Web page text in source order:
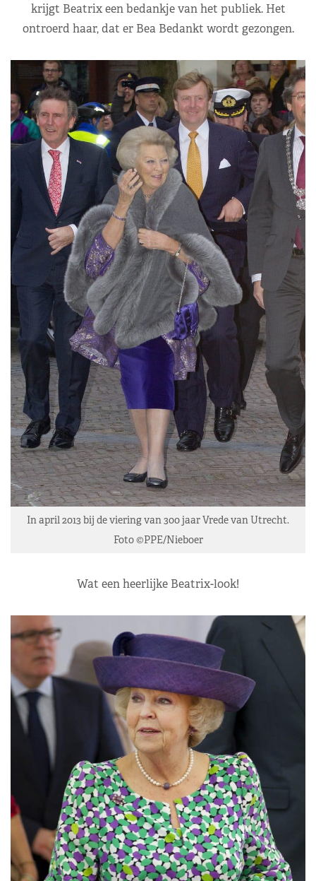
krijgt Beatrix een bedankje van het publiek. Het
ontroerd haar, dat er Bea Bedankt wordt gezongen.
In april 2013 bij de viering van 300 jaar Vrede van Utrecht.
Foto ©PPE/Nieboer
Wat een heerlijke Beatrix-look!